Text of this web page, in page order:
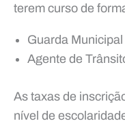
terem curso de
Guarda Municipal
Agente de
As taxas de
nível de